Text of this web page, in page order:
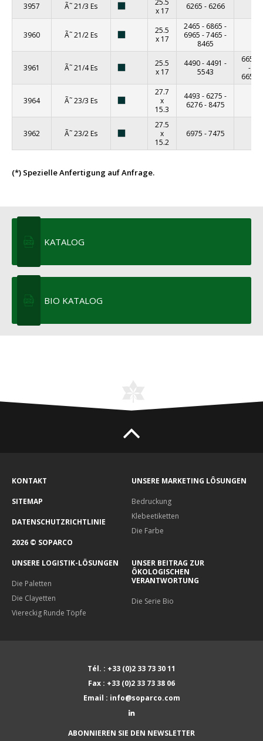
3957 Ã˜ 21/3 Es
x 17
6265 - 6266
3960 Ã˜ 21/2 Es
25.5
x 17
2465 - 6865 -
6965 -7465 -
8465
3961 Ã˜ 21/4 Es
25.5
x 17
4490- 4491 -
5543
6650
-
6652
3964 Ã˜ 23/3 Es
27.7
x
15.3
4493 - 6275 -
6276- 8475
3962 Ã˜ 23/2 Es
27.5
x
15.2
6975 -7475
(*) Spezielle Anfertigung auf Anfrage.
KATALOG
BIO KATALOG
KONTAKT
SITEMAP
DATENSCHUTZRICHTLINIE
2026 © SOPARCO
UNSERE MARKETING LÔSUNGEN
Bedruckung
Klebeetiketten
Die Farbe
UNSERE LOGISTIK-LÖSUNGEN
Die Paletten
Die Clayetten
Viereckig Runde Töpfe
UNSER BEITRAG ZUR
ÔKOLOGISCHEN
VERANTWORTUNG
Die Serie Bio
Tél. : +33 (0)2 33 73 30 11
Fax : +33 (0)2 33 73 38 06
Email : info@soparco.com
ABONNIEREN SIE DEN NEWSLETTER